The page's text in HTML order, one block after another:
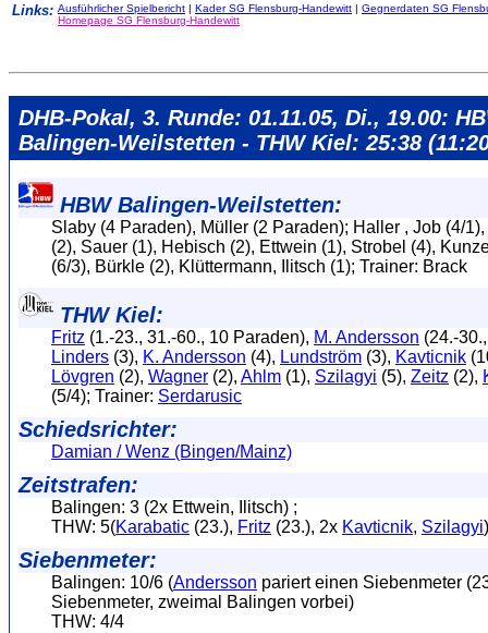
Links: Ausführlicher Spielbericht | Kader SG Flensburg-Handewitt | Gegnerdaten SG
Homepage SG Flensburg-Handewitt
DHB-Pokal, 3. Runde: 01.11.05, Di., 19.00:
Balingen-Weilstetten - THW Kiel: 25:38
HBW Balingen-Weilstetten:
Slaby (4 Paraden), Müller (2 Paraden); Haller , Job (4/
(2), Sauer (1), Hebisch (2), Ettwein (1), Strobel (4),
(6/3), Bürkle (2), Klüttermann, Ilitsch (1); Trainer: Brack
THW Kiel:
Fritz (1.-23., 31.-60., 10 Paraden), M. Andersson (24.-
Linders (3), K. Andersson (4), Lundström (3), Kavticnik
Lövgren (2), Wagner (2), Ahlm (1), Szilagyi (5), Zeitz (2),
(5/4); Trainer: Serdarusic
Schiedsrichter:
Damian / Wenz (Bingen/Mainz)
Zeitstrafen:
Balingen: 3 (2x Ettwein, Ilitsch) ;
THW: 5(Karabatic (23.), Fritz (23.), 2x Kavticnik, Szilagyi)
Siebenmeter:
Balingen: 10/6 (Andersson pariert einen Siebenmeter
Siebenmeter, zweimal Balingen vorbei)
THW: 4/4